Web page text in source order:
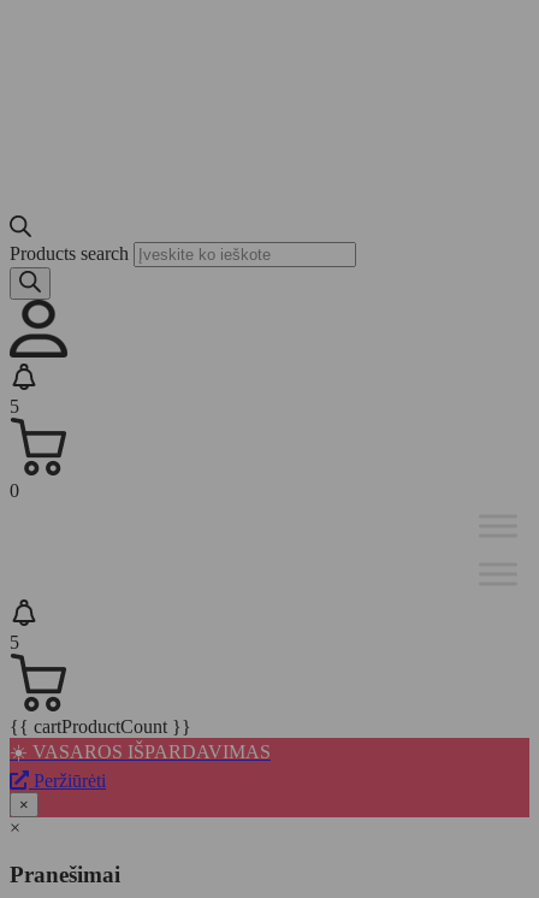
Products search
5
0
5
{{ cartProductCount }}
☀️ VASAROS IŠPARDAVIMAS
Peržiūrėti
×
×
Pranešimai